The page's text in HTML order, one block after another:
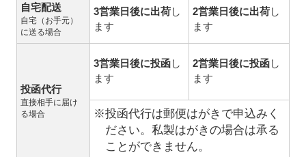
自宅配送
自宅（お手元）
に送る場合
3営業日後に出荷し
ます
2営業日後に出荷し
ます
投函代行
直接相手に届け
る場合
3営業日後に投函し
ます
2営業日後に投函し
ます
※投函代行は郵便はがきで申込みく
ださい。私製はがきの場合は承る
ことができません。